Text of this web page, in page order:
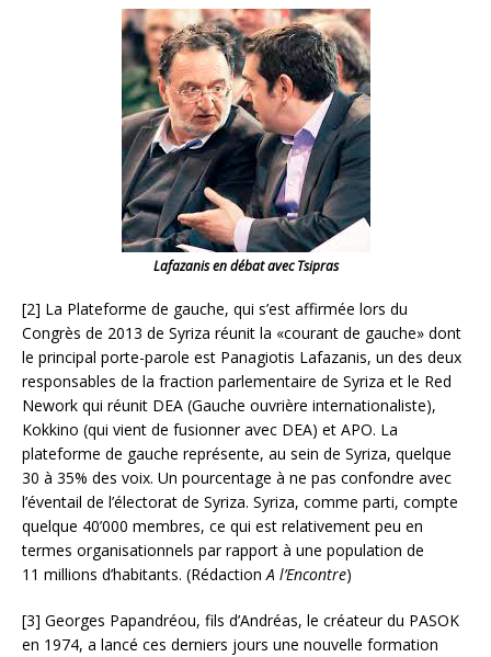
Lafazanis en débat avec Tsipras
[2] La Plateforme de gauche, qui s’est affirmée lors du
Congrès de 2013 de Syriza réunit la «courant de gauche» dont
le principal porte-parole est Panagiotis Lafazanis, un des deux
responsables de la fraction parlementaire de Syriza et le Red
Nework qui réunit DEA (Gauche ouvrière internationaliste),
Kokkino (qui vient de fusionner avec DEA) et APO. La
plateforme de gauche représente, au sein de Syriza, quelque
30 à 35% des voix. Un pourcentage à ne pas confondre avec
l’éventail de l’électorat de Syriza. Syriza, comme parti, compte
quelque 40’000 membres, ce qui est relativement peu en
termes organisationnels par rapport à une population de
11 millions d’habitants. (RédactionA l’Encontre)
[3] Georges Papandréou, fils d’Andréas, le créateur du PASOK
en 1974, a lancé ces derniers jours une nouvelle formation